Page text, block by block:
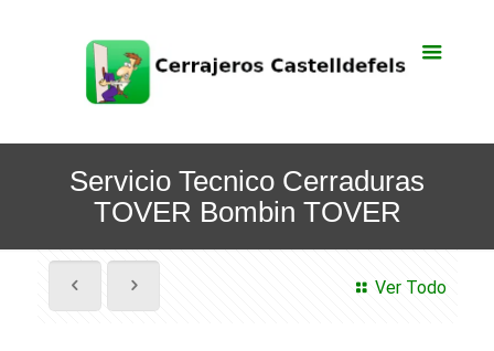
Servicio Tecnico Cerraduras
TOVER Bombin TOVER
Ver Todo